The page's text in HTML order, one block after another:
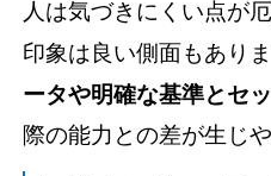
人は気づきにくい点が
印象は良い側面もあり
ータや明確な基準とセ
際の能力との差が生じ